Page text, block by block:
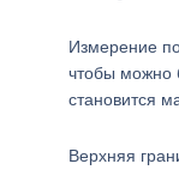
Измерение
чтобы можно
становится
Верхняя